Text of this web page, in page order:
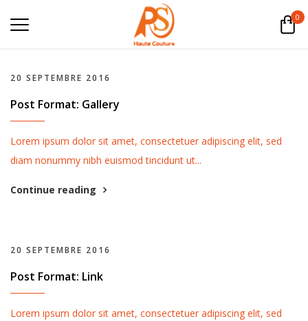
0
20 SEPTEMBRE 2016
Post Format: Gallery
Lorem ipsum dolor sit amet, consectetuer adipiscing elit, sed
diam nonummy nibh euismod tincidunt ut...
Continue reading
20 SEPTEMBRE 2016
Post Format: Link
Lorem ipsum dolor sit amet, consectetuer adipiscing elit, sed